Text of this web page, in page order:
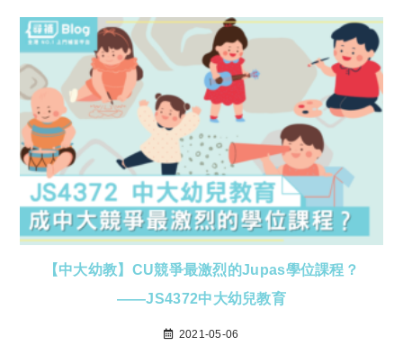
【中大幼教】CU競爭最激烈的Jupas學位課程？
——JS4372中大幼兒教育
2021-05-06